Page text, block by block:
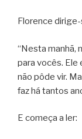
Florence
“Nesta manhã,
para vocês. Ele
não pôde vir.
faz há tantos
E começa a ler: